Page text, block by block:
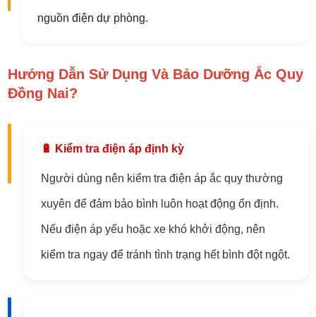
nguồn điện dự phòng.
Hướng Dẫn Sử Dụng Và Bảo Dưỡng Ắc Quy
Đồng Nai?
🔋 Kiểm tra điện áp định kỳ
Người dùng nên kiểm tra điện áp ắc quy thường
xuyên để đảm bảo bình luôn hoạt động ổn định.
Nếu điện áp yếu hoặc xe khó khởi động, nên
kiểm tra ngay để tránh tình trạng hết bình đột ngột.